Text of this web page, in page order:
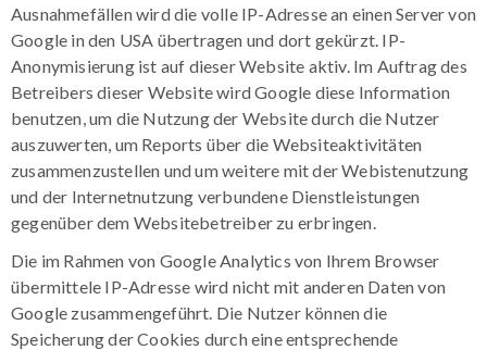
Ausnahmefällen wird die volle IP-Adresse an einen Server von
Google in den USA übertragen und dort gekürzt. IP-
Anonymisierung ist auf dieser Website aktiv. Im Auftrag des
Betreibers dieser Website wird Google diese Information
benutzen, um die Nutzung der Website durch die Nutzer
auszuwerten, um Reports über die Websiteaktivitäten
zusammenzustellen und um weitere mit der Webistenutzung
und der Internetnutzung verbundene Dienstleistungen
gegenüber dem Websitebetreiber zu erbringen.
Die im Rahmen von Google Analytics von Ihrem Browser
übermittele IP-Adresse wird nicht mit anderen Daten von
Google zusammengeführt. Die Nutzer können die
Speicherung der Cookies durch eine entsprechende